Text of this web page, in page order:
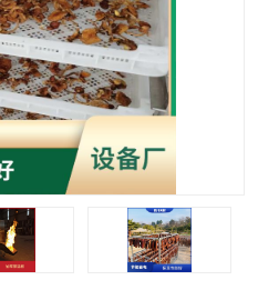
泸州冻库，泸州冷库
自贡冻库组装
攀枝花冻库
冻库安装，小型冻库造价
宜宾冷库，宜宾冻库设备